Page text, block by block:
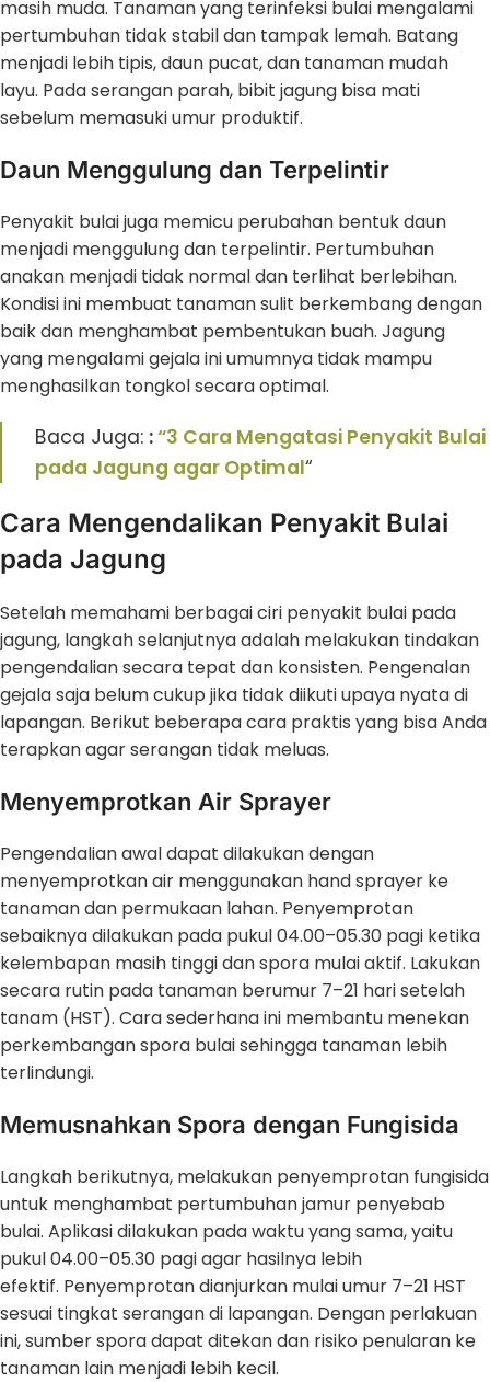
masih muda. Tanaman yang terinfeksi bulai mengalami
pertumbuhan tidak stabil dan tampak lemah. Batang
menjadi lebih tipis, daun pucat, dan tanaman mudah
layu. Pada serangan parah, bibit jagung bisa mati
sebelum memasuki umur produktif.
Daun Menggulung dan Terpelintir
Penyakit bulai juga memicu perubahan bentuk daun
menjadi menggulung dan terpelintir. Pertumbuhan
anakan menjadi tidak normal dan terlihat berlebihan.
Kondisi ini membuat tanaman sulit berkembang dengan
baik dan menghambat pembentukan buah. Jagung
yang mengalami gejala ini umumnya tidak mampu
menghasilkan tongkol secara optimal.
Baca Juga: :“3 Cara Mengatasi Penyakit Bulai
pada Jagung agar Optimal“
Cara Mengendalikan Penyakit Bulai
pada Jagung
Setelah memahami berbagai ciri penyakit bulai pada
jagung, langkah selanjutnya adalah melakukan tindakan
pengendalian secara tepat dan konsisten. Pengenalan
gejala saja belum cukup jika tidak diikuti upaya nyata di
lapangan. Berikut beberapa cara praktis yang bisa Anda
terapkan agar serangan tidak meluas.
Menyemprotkan Air Sprayer
Pengendalian awal dapat dilakukan dengan
menyemprotkan air menggunakan hand sprayer ke
tanaman dan permukaan lahan. Penyemprotan
sebaiknya dilakukan pada pukul 04.00–05.30 pagi ketika
kelembapan masih tinggi dan spora mulai aktif. Lakukan
secara rutin pada tanaman berumur 7–21 hari setelah
tanam (HST). Cara sederhana ini membantu menekan
perkembangan spora bulai sehingga tanaman lebih
terlindungi.
Memusnahkan Spora dengan Fungisida
Langkah berikutnya, melakukan penyemprotan fungisida
untuk menghambat pertumbuhan jamur penyebab
bulai. Aplikasi dilakukan pada waktu yang sama, yaitu
pukul 04.00–05.30 pagi agar hasilnya lebih
efektif. Penyemprotan dianjurkan mulai umur 7–21 HST
sesuai tingkat serangan di lapangan. Dengan perlakuan
ini, sumber spora dapat ditekan dan risiko penularan ke
tanaman lain menjadi lebih kecil.